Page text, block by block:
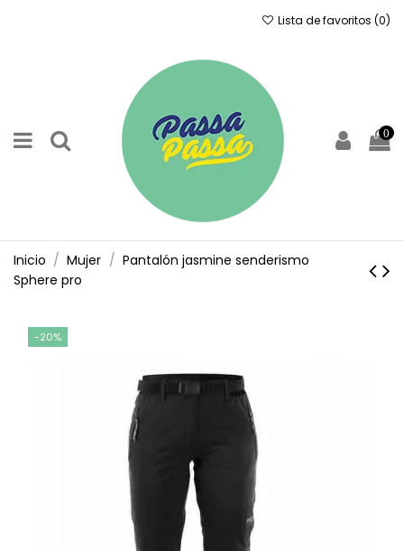
Lista de favoritos (0)
0
Inicio Mujer
Pantalón jasmine senderismo
Sphere pro
-20%